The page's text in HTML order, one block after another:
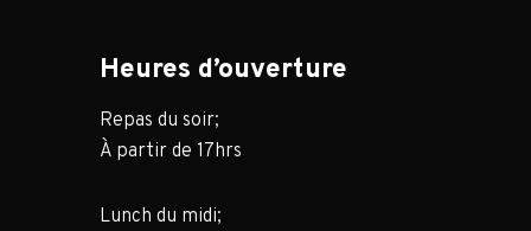
Heures d’ouverture
Repas du soir;
À partir de 17hrs
Lunch du midi;